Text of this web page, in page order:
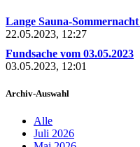
Lange Sauna-
22.05.2023, 12:27
Fundsache vom 03.05.2023
03.05.2023, 12:01
Archiv-Auswahl
Alle
Juli 2026